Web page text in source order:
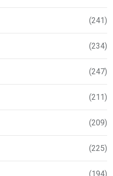
(241)
(234)
(247)
(211)
(209)
(225)
(194)